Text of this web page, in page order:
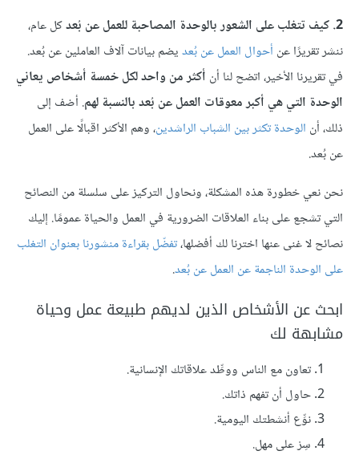
2. كيف تتغلب على الشعور بالوحدة المصاحبة للعمل عن بُعد
كل عام،
ننشر تقريرًا عن أحوال العمل عن بُعديضم بيانات آلاف العاملين عن بُعد.
في تقريرنا الأخير، اتضح لنا أن أكثر من واحد لكل خمسة أشخاص يعاني
الوحدة التي هي أكبر معوقات العمل عن بُعد بالنسبة لهم. أضف إلى
ذلك، أن الوحدة تكثر بين الشباب الراشدين، وهم الأكثر اقبالًا على العمل
عن بُعد.
نحن نعي خطورة هذه المشكلة، ونحاول التركيز على سلسلة من النصائح
التي تشجع على بناء العلاقات الضرورية في العمل والحياة عمومًا. إليك
نصائح لا غنى عنها اخترنا لك أفضلها،تفضّل بقراءة منشورنا بعنوان التغلب
على الوحدة الناجمة عن العمل عن بُعد.
ابحث عن الأشخاص الذين لديهم طبيعة عمل وحياة
مشابهة لك
تعاون مع الناس ووطِّد علاقاتك الإنسانية.
حاول أن تفهم ذاتك.
نوِّع أنشطتك اليومية.
سِرْ على مهل.